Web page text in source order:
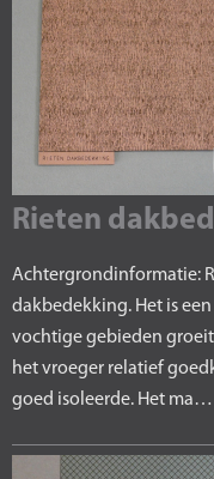
Rieten
Achtergrondinformatie:
dakbedekking. Het is
vochtige gebieden
het vroeger relatief
goed isoleerde. Het ma…